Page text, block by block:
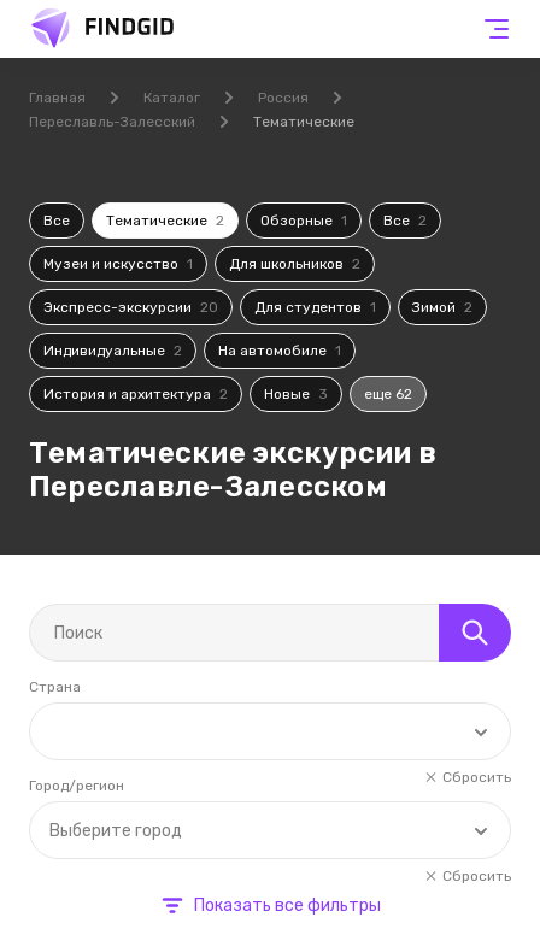
Главная Каталог
Россия
Переславль-Залесский
Тематические
Все Тематические 2 Обзорные 1 Все 2
Музеи и искусство 1 Для школьников 2
Экспресс-экскурсии 20 Для студентов 1 Зимой 2
Индивидуальные 2 На автомобиле 1
История и архитектура 2 Новые 3 еще 62
Тематические экскурсии в
Переславле-Залесском
Страна
Сбросить
Выберите город
Город/регион
Сбросить
Показать все фильтры